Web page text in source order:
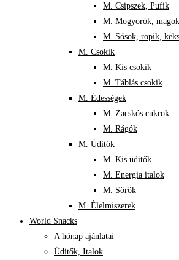
M. Csipszek, Pufik
M. Mogyorók,
M. Sósok, ropik,
M. Csokik
M. Kis csokik
M. Táblás csokik
M. Édességek
M. Zacskós cukrok
M. Rágók
M. Üditők
M. Kis üditők
M. Energia italok
M. Sörök
M. Élelmiszerek
World Snacks
A hónap ajánlatai
Üditők, Italok